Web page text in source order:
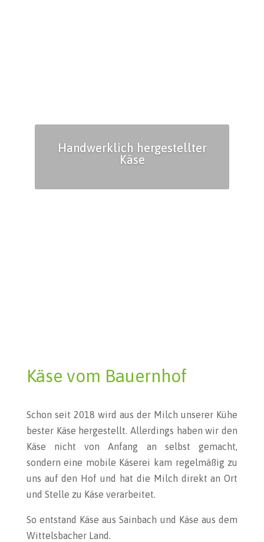
Handwerklich hergestellter
Käse
Käse vom Bauernhof
Schon seit 2018 wird aus der Milch unserer Kühe
bester Käse hergestellt. Allerdings haben wir den
Käse nicht von Anfang an selbst gemacht,
sondern eine mobile Käserei kam regelmäßig zu
uns auf den Hof und hat die Milch direkt an Ort
und Stelle zu Käse verarbeitet.
So entstand Käse aus Sainbach und Käse aus dem
Wittelsbacher Land.